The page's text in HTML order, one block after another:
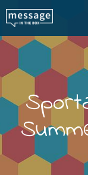
Skip to main content